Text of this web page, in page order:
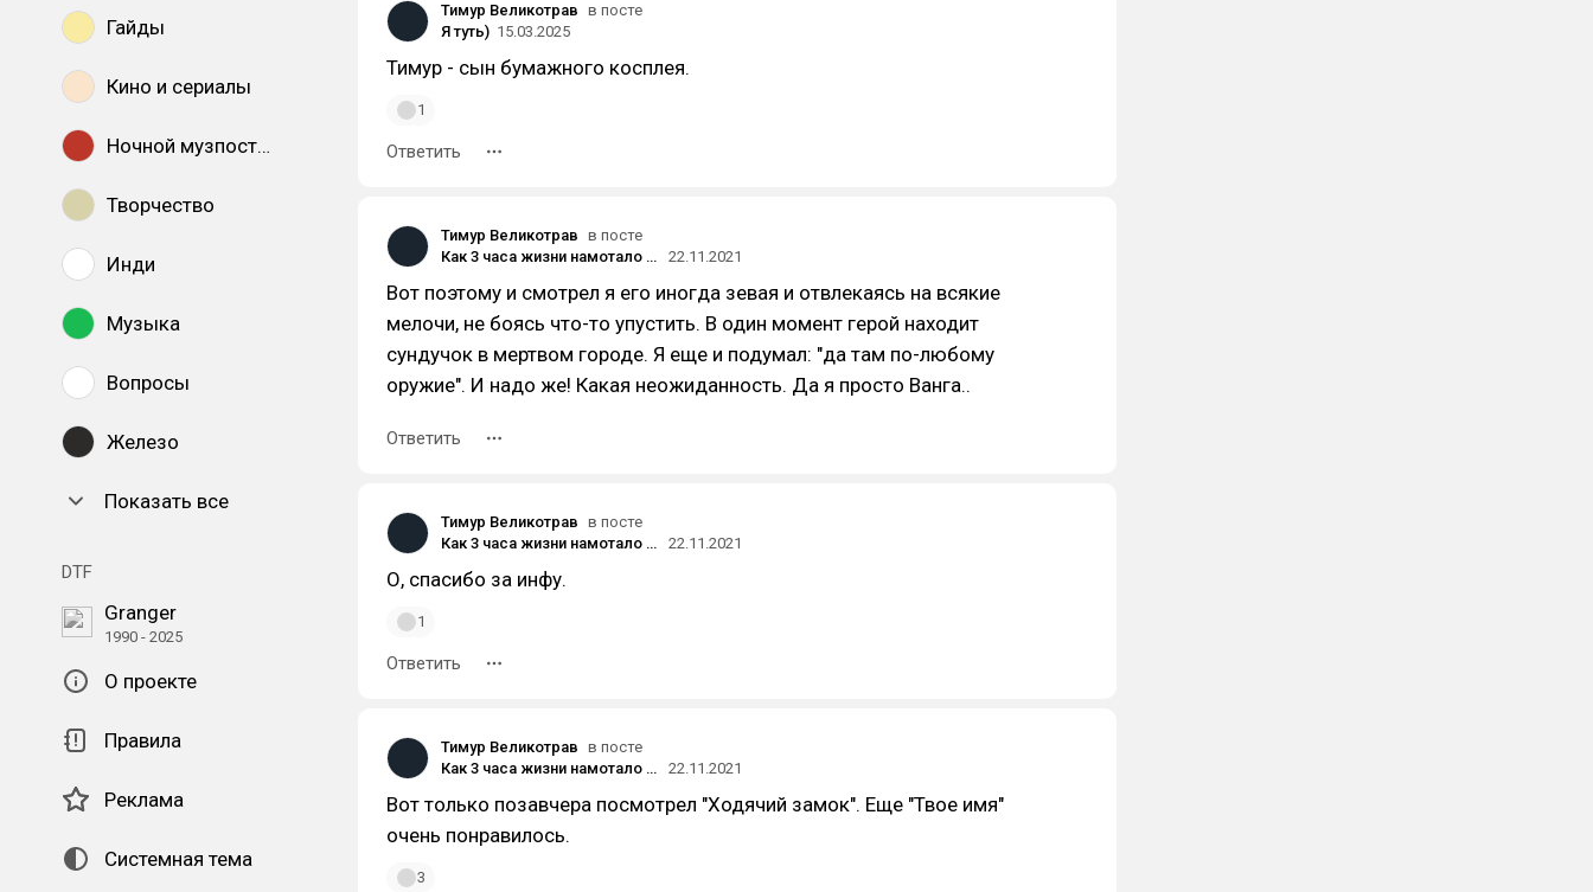
Гайды
Кино и сериалы
Ночной музпостинг
Творчество
Инди
Музыка
Вопросы
Железо
Показать все
DTF
Granger
1990 - 2025
О проекте
Правила
Реклама
Системная тема
Тимур Великотрав в посте
Я туть) 15.03.2025
Тимур - сын бумажного косплея.
1
Ответить
Тимур Великотрав в посте
Как 3 часа жизни намотало на «Колесо времени»
22.11.2021
Вот поэтому и смотрел я его иногда зевая и отвлекаясь на всякие
мелочи, не боясь что-то упустить. В один момент герой находит
сундучок в мертвом городе. Я еще и подумал: "да там по-любому
оружие". И надо же! Какая неожиданность. Да я просто Ванга..
Ответить
Тимур Великотрав в посте
Как 3 часа жизни намотало на «Колесо времени»
22.11.2021
О, спасибо за инфу.
1
Ответить
Тимур Великотрав в посте
Как 3 часа жизни намотало на «Колесо времени»
22.11.2021
Вот только позавчера посмотрел "Ходячий замок". Еще "Твое имя"
очень понравилось.
3